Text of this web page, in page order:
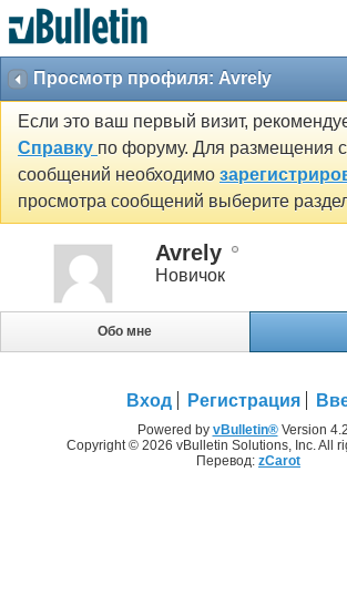
Просмотр профиля: Avrely
Если это ваш первый визит,
Справку по форуму. Для размещения
сообщений необходимо
просмотра сообщений выберите
Avrely
Новичок
Обо мне
Вход Регистрация
Powered by vBulletin®Version
Copyright © 2026 vBulletin Solutions, Inc. All
Перевод: zCarot